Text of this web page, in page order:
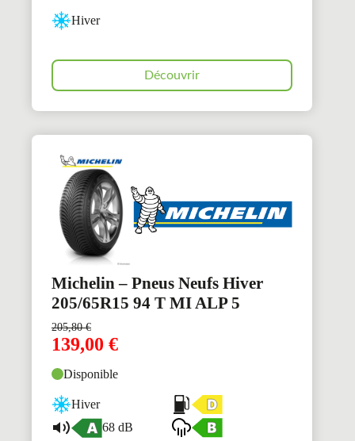
Hiver
Découvrir
Michelin – Pneus Neufs Hiver
205/65R15 94 T MI ALP 5
205,80€
139,00 €
Disponible
Hiver
68 dB